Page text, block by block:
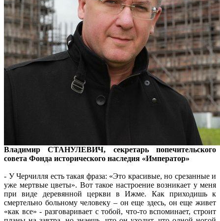
Владимир СТАНУЛЕВИЧ, секретарь попечительского
совета Фонда исторического наследия «Император»
- У Черчилля есть такая фраза: «Это красивые, но срезанные и
уже мертвые цветы». Вот такое настроение возникает у меня
при виде деревянной церкви в Ижме. Как приходишь к
смертельно больному человеку – он еще здесь, он еще живет
«как все» - разговаривает с тобой, что-то вспоминает, строит